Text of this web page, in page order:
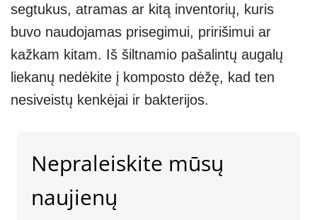
segtukus, atramas ar kitą inventorių, kuris
buvo naudojamas prisegimui, pririšimui ar
kažkam kitam. Iš šiltnamio pašalintų augalų
liekanų nedėkite į komposto dėžę, kad ten
nesiveistų kenkėjai ir bakterijos.
Nepraleiskite mūsų
naujienų